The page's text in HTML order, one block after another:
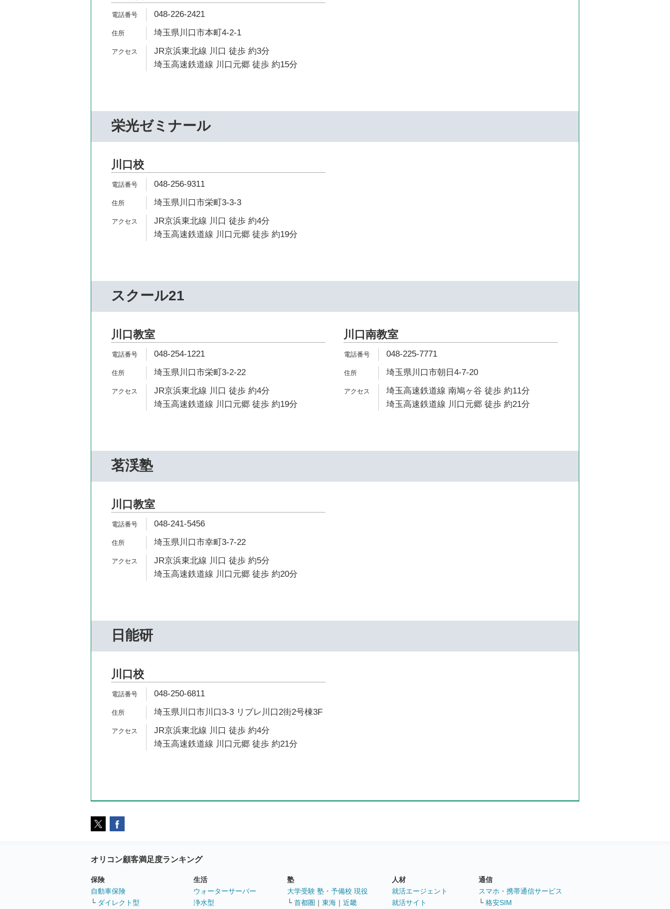
048-226-2421
埼玉県川口市本町4-2-1
JR京浜東北線 川口 徒歩 約3分
埼玉高速鉄道線 川口元郷 徒歩 約15分
栄光ゼミナール
川口校
048-256-9311
埼玉県川口市栄町3-3-3
JR京浜東北線 川口 徒歩 約4分
埼玉高速鉄道線 川口元郷 徒歩 約19分
スクール21
川口教室
048-254-1221
埼玉県川口市栄町3-2-22
JR京浜東北線 川口 徒歩 約4分
埼玉高速鉄道線 川口元郷 徒歩 約19分
川口南教室
048-225-7771
埼玉県川口市朝日4-7-20
埼玉高速鉄道線 南鳩ヶ谷 徒歩 約11分
埼玉高速鉄道線 川口元郷 徒歩 約21分
茗渓塾
川口教室
048-241-5456
埼玉県川口市幸町3-7-22
JR京浜東北線 川口 徒歩 約5分
埼玉高速鉄道線 川口元郷 徒歩 約20分
日能研
川口校
048-250-6811
埼玉県川口市川口3-3 リプレ川口2街2号棟3F
JR京浜東北線 川口 徒歩 約4分
埼玉高速鉄道線 川口元郷 徒歩 約21分
オリコン顧客満足度ランキング
保険
自動車保険
└ ダイレクト型
生活
ウォーターサーバー
浄水型
塾
大学受験 塾・予備校 現役
└ 首都圏 ｜ 東海 ｜ 近畿
人材
就活エージェント
就活サイト
通信
スマホ・携帯通信サービス
└ 格安SIM